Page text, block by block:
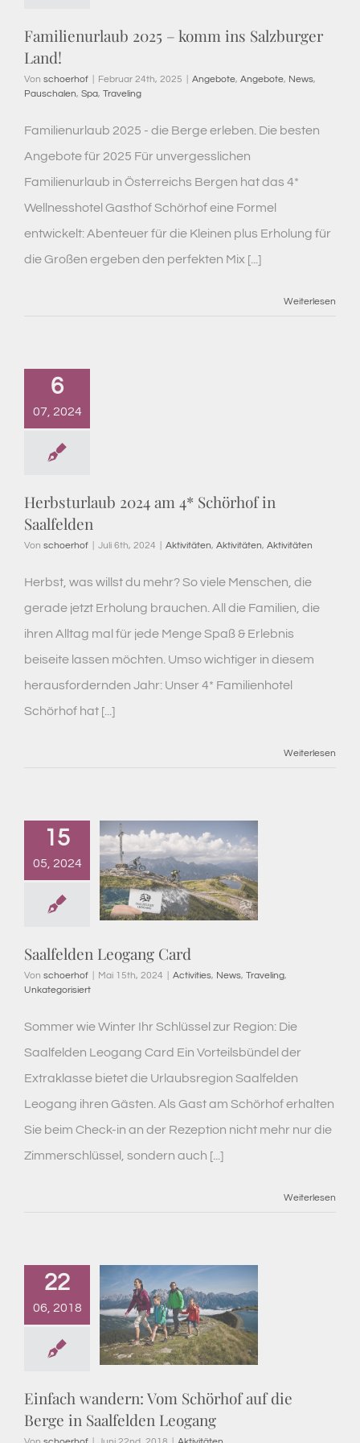
Familienurlaub 2025 – komm ins Salzburger
Land!
Von schoerhof Februar 24th, 2025 Angebote, Angebote, News,
Pauschalen, Spa, Traveling
Familienurlaub 2025 - die Berge erleben. Die besten
Angebote für 2025 Für unvergesslichen
Familienurlaub in Österreichs Bergen hat das 4*
Wellnesshotel Gasthof Schörhof eine Formel
entwickelt: Abenteuer für die Kleinen plus Erholung für
die Großen ergeben den perfekten Mix [...]
Weiterlesen
6
07, 2024
Herbsturlaub 2024 am 4* Schörhof in
Saalfelden
Von schoerhof Juli 6th, 2024 Aktivitäten, Aktivitäten, Aktivitäten
Herbst, was willst du mehr? So viele Menschen, die
gerade jetzt Erholung brauchen. All die Familien, die
ihren Alltag mal für jede Menge Spaß & Erlebnis
beiseite lassen möchten. Umso wichtiger in diesem
herausfordernden Jahr: Unser 4* Familienhotel
Schörhof hat [...]
Weiterlesen
15
05, 2024
Saalfelden Leogang Card
Von schoerhof Mai 15th, 2024 Activities, News, Traveling,
Unkategorisiert
Sommer wie Winter Ihr Schlüssel zur Region: Die
Saalfelden Leogang Card Ein Vorteilsbündel der
Extraklasse bietet die Urlaubsregion Saalfelden
Leogang ihren Gästen. Als Gast am Schörhof erhalten
Sie beim Check-in an der Rezeption nicht mehr nur die
Zimmerschlüssel, sondern auch [...]
Weiterlesen
22
06, 2018
Einfach wandern: Vom Schörhof auf die
Berge in Saalfelden Leogang